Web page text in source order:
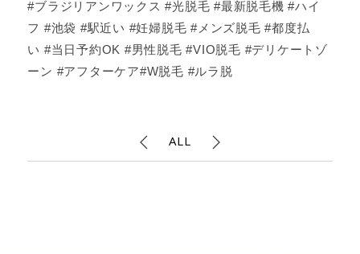
#ブラジリアンワックス #光脱毛 #最新脱毛機 #ハイ
フ #池袋 #駅近い #妊婦脱毛 #メンズ脱毛 #都度払
い #当日予約OK #男性脱毛 #VIO脱毛 #デリケートゾ
ーン #アフターケア#W脱毛 #ルラ脱
ALL